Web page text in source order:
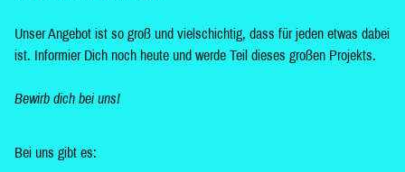
Unser Angebot ist so groß und vielschichtig, dass für jeden etwas dabei
ist. Informier Dich noch heute und werde Teil dieses großen Projekts.
Bewirb dich bei uns!
Bei uns gibt es: